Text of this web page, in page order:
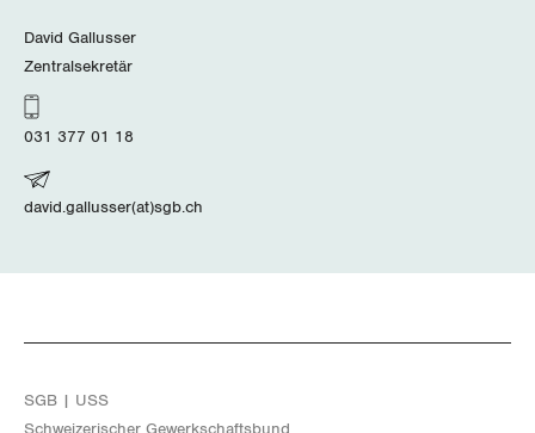
Uri
Waadt
David Gallusser
Zentralsekretär
031 377 01 18
david.gallusser(at)sgb.ch
SGB | USS
Schwei­ze­ri­scher Ge­werk­schafts­bund